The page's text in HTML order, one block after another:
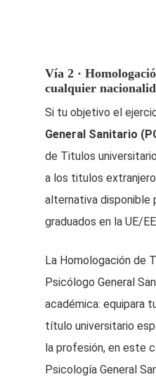
Vía 2 ·
cualquier
Si tu objetivo el
General Sanitario
de Titulos
a los titulos
alternativa disponible
graduados en la UE/
La Homologación de
Psicólogo General
académica: equipara
título universitario
la profesión, en este
Psicología General